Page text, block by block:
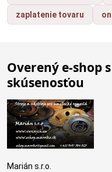
zaplatenie tovaru
Overený e-shop
skúsenosťou
Marián s.r.o.